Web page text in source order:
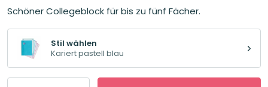
Preis
war:
11,49€
Preis
ist:
10,11€.
Schöner Collegeblock für bis zu fünf Fächer.
Stil wählen
Kariert pastell blau